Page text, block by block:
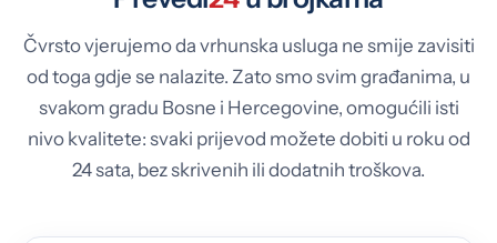
Čvrsto vjerujemo da vrhunska usluga ne smije zavisiti
od toga gdje se nalazite. Zato smo svim građanima, u
svakom gradu Bosne i Hercegovine, omogućili isti
nivo kvalitete: svaki prijevod možete dobiti u roku od
24 sata, bez skrivenih ili dodatnih troškova.